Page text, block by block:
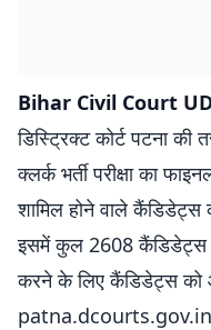
Bihar Civil Court
डिस्ट्रिक्ट कोर्ट पटना
क्लर्क भर्ती परीक्षा का
शामिल होने वाले
इसमें कुल 2608 कैंडिडेट्स
करने के लिए कैंडिडेट्स को
patna.dcourts.gov.in